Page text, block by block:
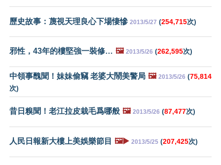
歷史故事：蔑視天理良心下場悽慘 2013/5/27 (254,715次)
邪性，43年的樓堅強一裝修… 🖼️ 2013/5/26 (262,595次)
中領事醜聞！妹妹偷竊 老婆大鬧美警局 🖼️ 2013/5/26 (75,814
次)
昔日糗聞！老江拉皮栽毛爲哪般 🖼️ 2013/5/26 (87,477次)
人民日報新大樓上美娛樂節目 🖼️▶️ 2013/5/25 (207,425次)